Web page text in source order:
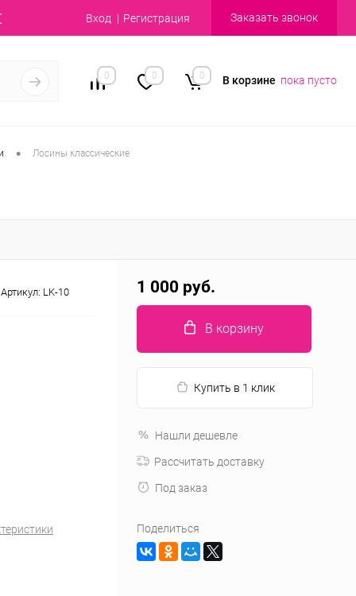
Вход Регистрация Заказать звонок
0 0 0 В корзине пока пусто
• Лосины классические
Артикул: LK-10 1 000 руб.
В корзину
Купить в 1 клик
Нашли дешевле
Рассчитать доставку
Под заказ
Поделиться